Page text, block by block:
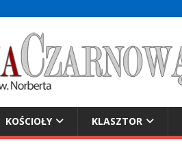
KOŚCIOŁY KLASZTOR